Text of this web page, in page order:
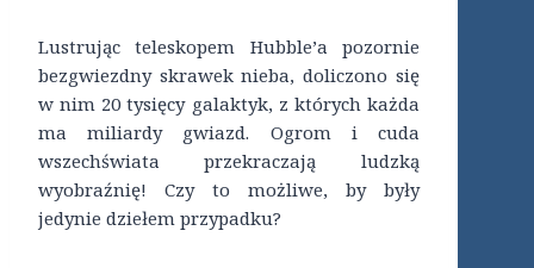
Lustrując teleskopem Hubble’a pozornie
bezgwiezdny skrawek nieba, doliczono się
w nim 20 tysięcy galaktyk, z których każda
ma miliardy gwiazd. Ogrom i cuda
wszechświata przekraczają ludzką
wyobraźnię! Czy to możliwe, by były
jedynie dziełem przypadku?